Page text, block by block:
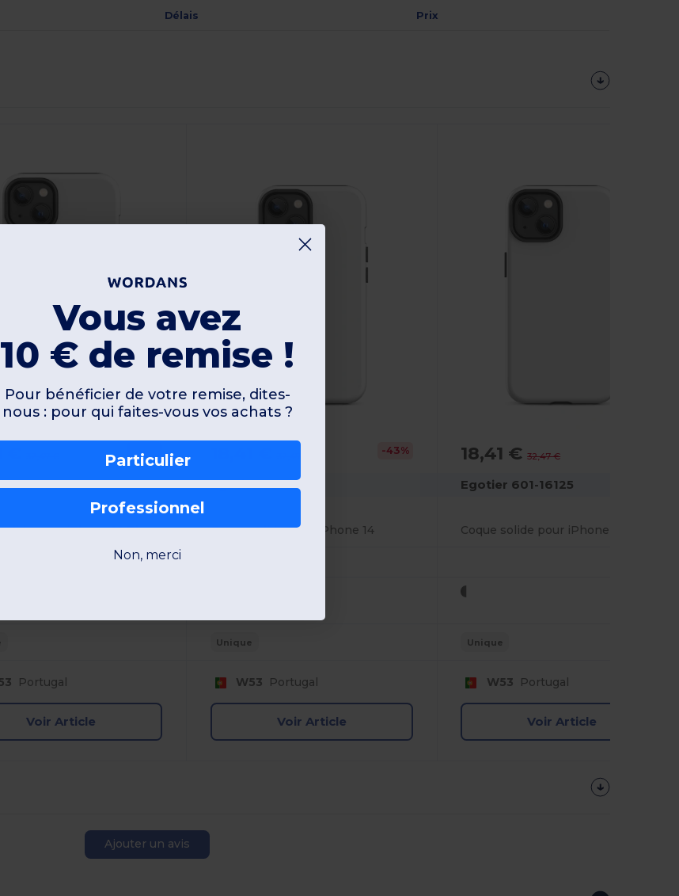
Délais Prix
€ -43%
601-16129
pour iPhone 14 Plus
Portugal
Voir Article
-43%
Egotier 601-16124
Coque solide pour iPhone 14
Unique
W53 Portugal
Voir Article
18,41 €32,47 €
Egotier 601-16125
Coque solide pour iPhone 14
Unique
W53 Portugal
Voir Article
Ajouter un avis
Vous avez
10 € de remise !
Pour bénéficier de votre remise, dites-
nous : pour qui faites-vous vos achats ?
Particulier
Professionnel
Non, merci